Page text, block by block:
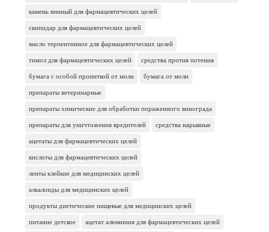
камень винный для фармацевтических целей
скипидар для фармацевтических целей
масло терпентинное для фармацевтических целей
тимол для фармацевтических целей
средства против потения
бумага с особой пропиткой от моли
бумага от моли
препараты ветеринарные
препараты химические для обработки пораженного винограда
препараты для уничтожения вредителей
средства нарывные
ацетаты для фармацевтических целей
кислоты для фармацевтических целей
ленты клейкие для медицинских целей
алкалоиды для медицинских целей
продукты диетические пищевые для медицинских целей
питание детское
ацетат алюминия для фармацевтических целей